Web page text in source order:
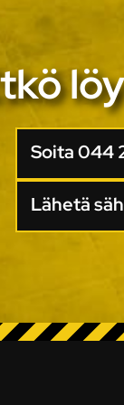
Soita 044
Lähetä